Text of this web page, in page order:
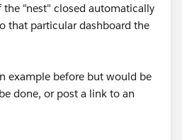
the "nest" closed automatically
that particular dashboard the
example before but would be
done, or post a link to an